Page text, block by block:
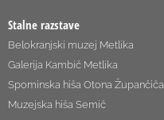
Stalne razstave
Belokranjski muzej Metlika
Galerija Kambič Metlika
Spominska hiša Otona Župančiča
Muzejska hiša Semič